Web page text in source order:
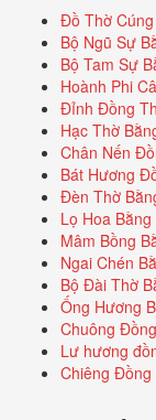
Đồ Thờ
Bộ Ngũ Sự
Bộ Tam Sự
Hoành Phi
Đỉnh Đồng
Hạc Thờ
Chân Nến
Bát Hương
Đèn Thờ
Lọ Hoa
Mâm Bồng
Ngai Chén
Bộ Đài Thờ
Ống Hương
Chuông Đồng
Lư hương
Chiêng Đồng